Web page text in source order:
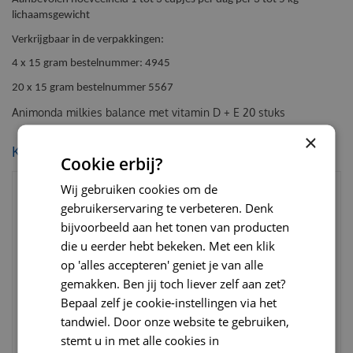
lichaamsgewicht
Verkrijgbaar in de verpakkingen:
4 x 15 gram bestelnummer: 4945
20 x 15 gram bestelnummer 5567
Animonda milkies balance met vitamin D + E 20 stuks
KIJK OOK EENS NAAR:
Whiskas catmilk 3 pack
Animonda milkies
×
Cookie erbij?
Wij gebruiken cookies om de
gebruikerservaring te verbeteren. Denk
bijvoorbeeld aan het tonen van producten
die u eerder hebt bekeken. Met een klik
op 'alles accepteren' geniet je van alle
gemakken. Ben jij toch liever zelf aan zet?
Bepaal zelf je cookie-instellingen via het
tandwiel. Door onze website te gebruiken,
stemt u in met alle cookies in